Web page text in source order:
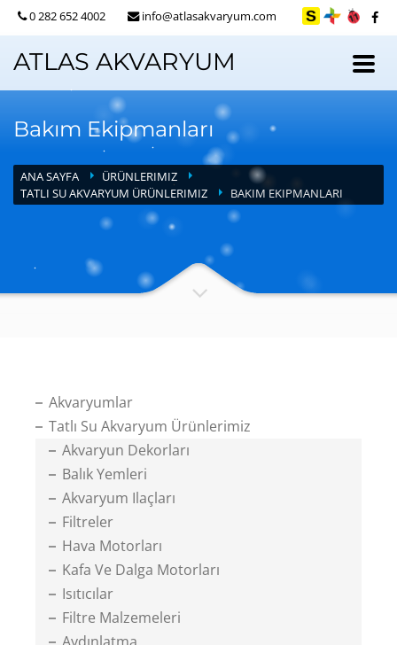
0 282 652 4002 info@atlasakvaryum.com
ATLAS AKVARYUM
Bakım Ekipmanları
ANA SAYFA
ÜRÜNLERIMIZ
TATLI SU AKVARYUM ÜRÜNLERIMIZ
BAKIM EKIPMANLARI
Akvaryumlar
Tatlı Su Akvaryum Ürünlerimiz
Akvaryun Dekorları
Balık Yemleri
Akvaryum Ilaçları
Filtreler
Hava Motorları
Kafa Ve Dalga Motorları
Isıtıcılar
Filtre Malzemeleri